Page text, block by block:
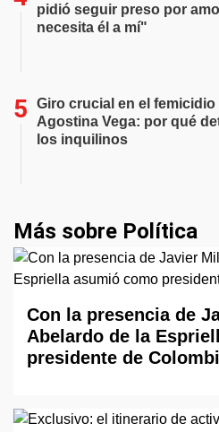
pidió seguir preso por
necesita él a mí"
Giro crucial en el femicidio
Agostina Vega: por qué
los inquilinos
Más sobre Política
Con la presencia de
Abelardo de la
presidente de